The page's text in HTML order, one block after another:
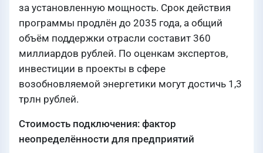
за установленную мощность. Срок действия
программы продлён до 2035 года, а общий
объём поддержки отрасли составит 360
миллиардов рублей. По оценкам экспертов,
инвестиции в проекты в сфере
возобновляемой энергетики могут достичь 1,3
трлн рублей.
Стоимость подключения: фактор
неопределённости для предприятий